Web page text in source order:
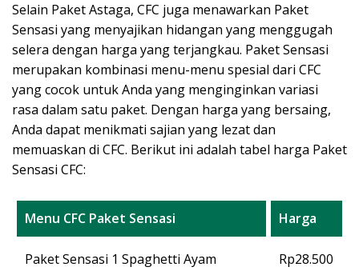
Selain Paket Astaga, CFC juga menawarkan Paket
Sensasi yang menyajikan hidangan yang menggugah
selera dengan harga yang terjangkau. Paket Sensasi
merupakan kombinasi menu-menu spesial dari CFC
yang cocok untuk Anda yang menginginkan variasi
rasa dalam satu paket. Dengan harga yang bersaing,
Anda dapat menikmati sajian yang lezat dan
memuaskan di CFC. Berikut ini adalah tabel harga Paket
Sensasi CFC:
Menu CFC Paket Sensasi Harga
Paket Sensasi 1 Spaghetti Ayam Rp28.500